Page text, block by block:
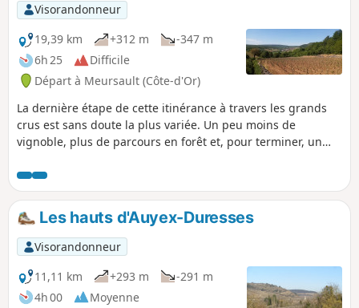
Duresses et traverse une campagne et
des vignobles magnifiques. Même s'il y
a une montée raide, celle-ci offre une
vue imprenable sur les villages de la
vallée en contrebas, avant d'atteindre
finalement le village viticole de
Pommard. La balade est accessible aux
chiens. Il s'agit de la deuxième étape de
la Route des Grands Crus.
Visorandonneur
19,39 km
+312 m
-347 m
6h 25
Difficile
Départ à Meursault (Côte-d'Or)
La dernière étape de cette itinérance à travers les grands
crus est sans doute la plus variée. Un peu moins de
vignoble, plus de parcours en forêt et, pour terminer, un
Les hauts d'Auyex-Duresses
Visorandonneur
11,11 km
+293 m
-291 m
4h 00
Moyenne